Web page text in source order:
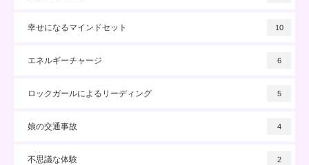
幸せになるマインドセット 10
エネルギーチャージ 6
ロックガールによるリーディング 5
娘の交通事故 4
不思議な体験 2